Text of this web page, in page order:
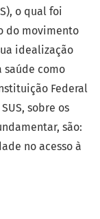
o qual foi
do movimento
idealização
como
Federal
sobre os
são:
no acesso à